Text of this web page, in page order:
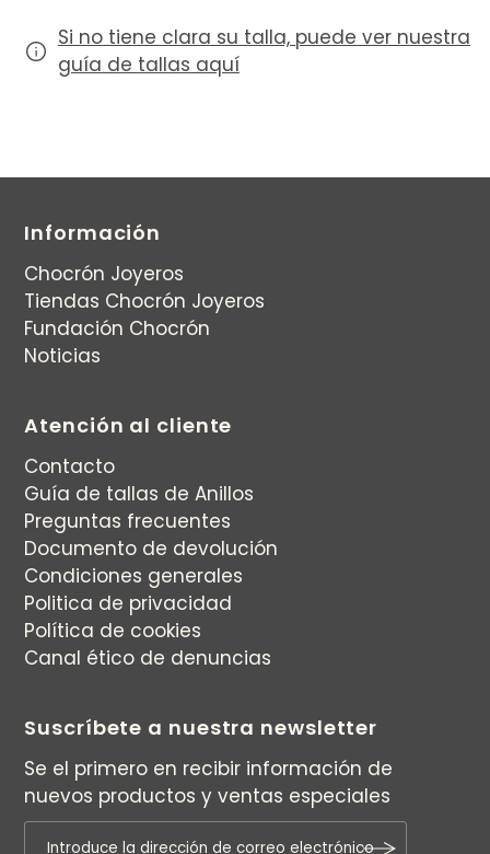
Si no tiene clara su talla, puede ver nuestra
guía de tallas aquí
Información
Chocrón Joyeros
Tiendas Chocrón Joyeros
Fundación Chocrón
Noticias
Atención al cliente
Contacto
Guía de tallas de Anillos
Preguntas frecuentes
Documento de devolución
Condiciones generales
Politica de privacidad
Política de cookies
Canal ético de denuncias
Suscríbete a nuestra newsletter
Se el primero en recibir información de
nuevos productos y ventas especiales